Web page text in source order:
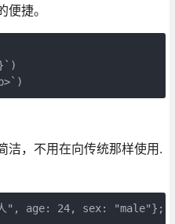
捷。
洁，不用在向传统那样使用.
", age: 24, sex: "male"};